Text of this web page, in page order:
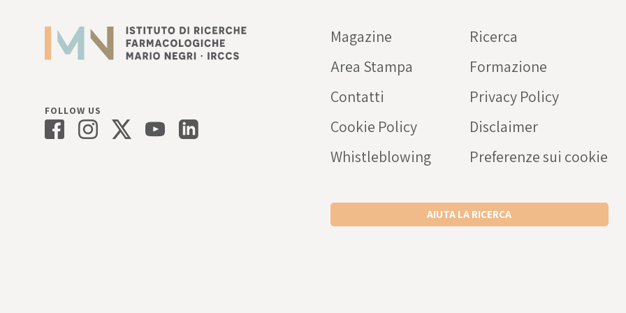
FOLLOW US
Magazine
Ricerca
Area Stampa
Formazione
Contatti
Privacy Policy
Cookie Policy
Disclaimer
Whistleblowing
Preferenze sui cookie
AIUTA LA RICERCA
Intercheck web:
rivolta a medici e operatori
prescrizione dei farmaci
nell’anziano.
SCARICA L’APP IPHONE